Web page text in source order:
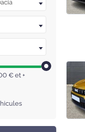
€ et +